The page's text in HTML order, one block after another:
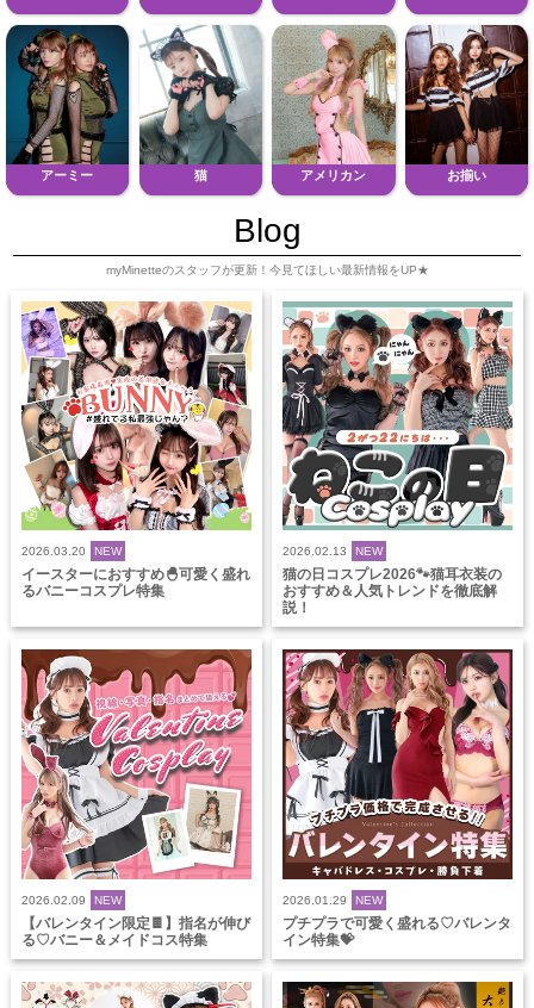
アーミー 猫 アメリカン お揃い
Blog
myMinetteのスタッフが更新！今見てほしい最新情報をUP★
2026.03.20 NEW
イースターにおすすめ🐣可愛く盛れ
るバニーコスプレ特集
2026.02.13 NEW
猫の日コスプレ2026🐾猫耳衣装の
おすすめ＆人気トレンドを徹底解
説！
2026.02.09 NEW
【バレンタイン限定🍫】指名が伸び
る♡バニー＆メイドコス特集
2026.01.29 NEW
プチプラで可愛く盛れる♡バレンタ
イン特集💝